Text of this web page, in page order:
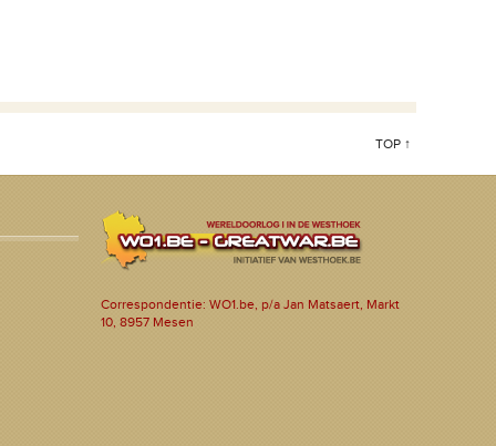
TOP ↑
Correspondentie: WO1.be, p/a Jan Matsaert, Markt
10, 8957 Mesen